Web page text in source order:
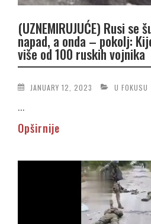
(UZNEMIRUJUĆE) Rusi
napad, a onda – pokolj:
više od 100 ruskih vojnika
JANUARY 12, 2023 U FOKUSU
...
Opširnije